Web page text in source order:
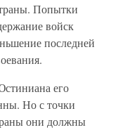
Попытки
войск
последней
его
Но с точки
они должны